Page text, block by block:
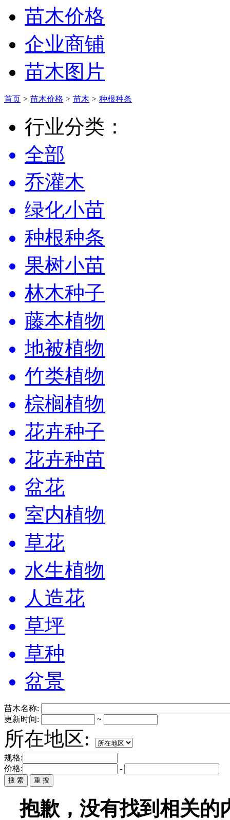
苗木价格
企业商铺
苗木图片
首页 > 苗木价格 > 苗木 > 种根种条
行业分类：
全部
乔灌木
绿化小苗
种根种条
果树小苗
林木种子
藤本植物
地被植物
竹类植物
棕榈植物
花卉种子
花卉种苗
盆花
室内植物
草花
水生植物
人造花
草坪
草种
盆景
苗木名称:
更新时间:
~
所在地区:
规格:
价格:
-
抱歉，没有找到相关的